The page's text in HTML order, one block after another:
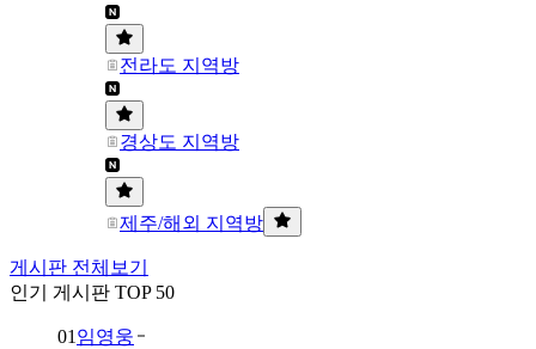
전라도 지역방
경상도 지역방
제주/해외 지역방
게시판 전체보기
인기 게시판 TOP 50
01 임영웅